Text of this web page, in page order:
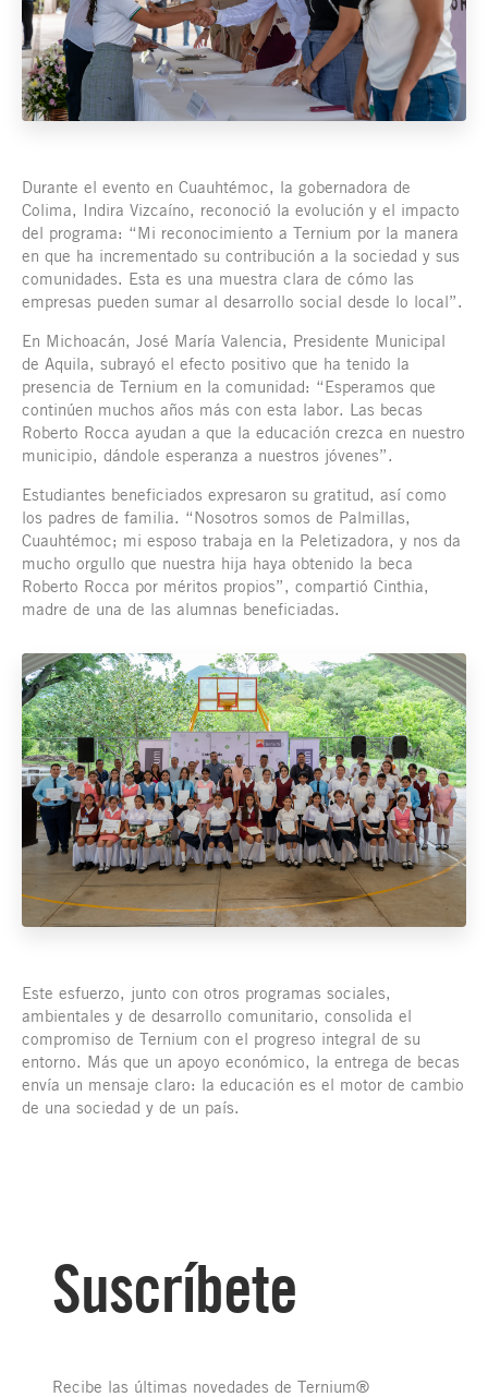
Durante el evento en Cuauhtémoc, la gobernadora de
Colima, Indira Vizcaíno, reconoció la evolución y el impacto
del programa: “Mi reconocimiento a Ternium por la manera
en que ha incrementado su contribución a la sociedad y sus
comunidades. Esta es una muestra clara de cómo las
empresas pueden sumar al desarrollo social desde lo local”.
En Michoacán, José María Valencia, Presidente Municipal
de Aquila, subrayó el efecto positivo que ha tenido la
presencia de Ternium en la comunidad: “Esperamos que
continúen muchos años más con esta labor. Las becas
Roberto Rocca ayudan a que la educación crezca en nuestro
municipio, dándole esperanza a nuestros jóvenes”.
Estudiantes beneficiados expresaron su gratitud, así como
los padres de familia. “Nosotros somos de Palmillas,
Cuauhtémoc; mi esposo trabaja en la Peletizadora, y nos da
mucho orgullo que nuestra hija haya obtenido la beca
Roberto Rocca por méritos propios”, compartió Cinthia,
madre de una de las alumnas beneficiadas.
Este esfuerzo, junto con otros programas sociales,
ambientales y de desarrollo comunitario, consolida el
compromiso de Ternium con el progreso integral de su
entorno. Más que un apoyo económico, la entrega de becas
envía un mensaje claro: la educación es el motor de cambio
de una sociedad y de un país.
Suscríbete
Recibe las últimas novedades de Ternium®